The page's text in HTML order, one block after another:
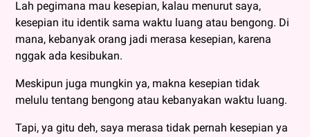
Lah pegimana mau kesepian, kalau menurut saya,
kesepian itu identik sama waktu luang atau bengong. Di
mana, kebanyak orang jadi merasa kesepian, karena
nggak ada kesibukan.
Meskipun juga mungkin ya, makna kesepian tidak
melulu tentang bengong atau kebanyakan waktu luang.
Tapi, ya gitu deh, saya merasa tidak pernah kesepian ya